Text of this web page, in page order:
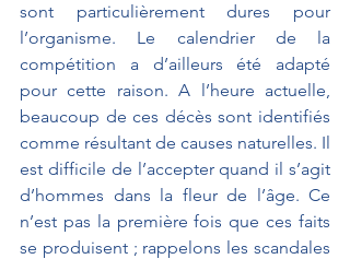
sont particulièrement dures pour
l’organisme. Le calendrier de la
compétition a d’ailleurs été adapté
pour cette raison. A l’heure actuelle,
beaucoup de ces décès sont identifiés
comme résultant de causes naturelles. Il
est difficile de l’accepter quand il s’agit
d’hommes dans la fleur de l’âge. Ce
n’est pas la première fois que ces faits
se produisent ; rappelons les scandales